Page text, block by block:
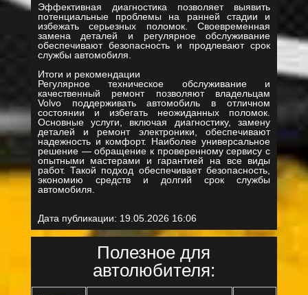
Эффективная диагностика позволяет выявить
потенциальные проблемы на ранней стадии и
избежать серьезных поломок. Своевременная
замена деталей и регулярное обслуживание
обеспечивают безопасность и продлевают срок
службы автомобиля.
Итоги и рекомендации
Регулярное техническое обслуживание и
качественный ремонт позволяют владельцам
Volvo поддерживать автомобиль в отличном
состоянии и избегать неожиданных поломок.
Основные услуги, включая диагностику, замену
деталей и ремонт электроники, обеспечивают
надежность и комфорт. Наиболее универсальное
решение — обращение к проверенному сервису с
опытными мастерами и гарантией на все виды
работ. Такой подход обеспечивает безопасность,
экономию средств и долгий срок службы
автомобиля.
Дата публикации: 19.05.2026 16:06
Полезное для
автолюбителя: